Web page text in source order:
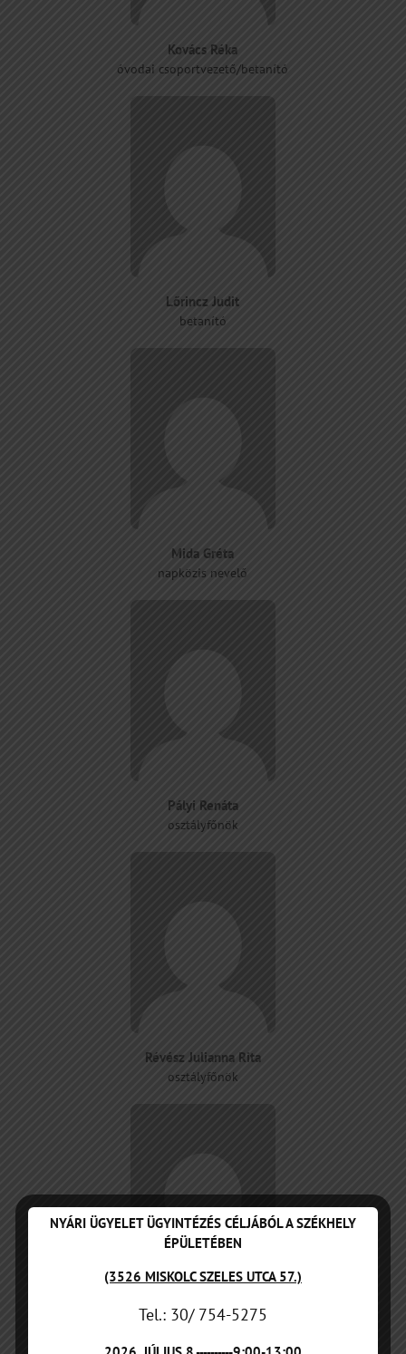
Kovács Réka
óvodai csoportvezető/betanító
Lőrincz Judit
betanító
Mida Gréta
napközis nevelő
Pályi Renáta
osztályfőnök
Révész Julianna Rita
osztályfőnök
Seremet Orsolya
tartós távollét
NYÁRI ÜGYELET ÜGYINTÉZÉS CÉLJÁBÓL A SZÉKHELY
ÉPÜLETÉBEN
(3526 MISKOLC SZELES UTCA 57.)
Tel.: 30/ 754-5275